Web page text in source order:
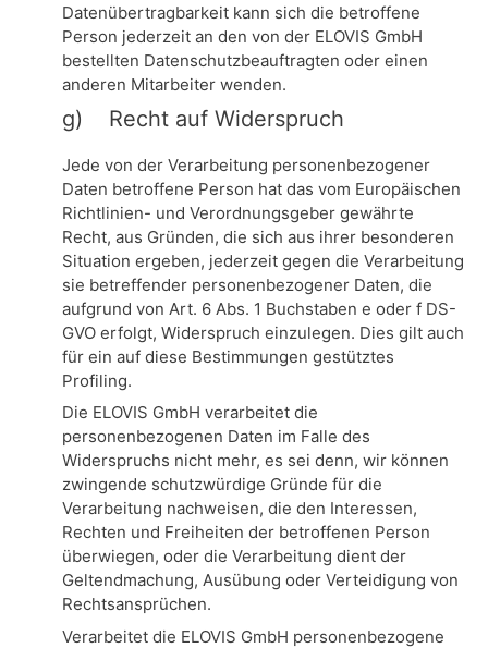
Datenübertragbarkeit kann sich die betroffene
Person jederzeit an den von der ELOVIS GmbH
bestellten Datenschutzbeauftragten oder einen
anderen Mitarbeiter wenden.
g) Recht auf Widerspruch
Jede von der Verarbeitung personenbezogener
Daten betroffene Person hat das vom Europäischen
Richtlinien- und Verordnungsgeber gewährte
Recht, aus Gründen, die sich aus ihrer besonderen
Situation ergeben, jederzeit gegen die Verarbeitung
sie betreffender personenbezogener Daten, die
aufgrund von Art. 6 Abs. 1 Buchstaben e oder f DS-
GVO erfolgt, Widerspruch einzulegen. Dies gilt auch
für ein auf diese Bestimmungen gestütztes
Profiling.
Die ELOVIS GmbH verarbeitet die
personenbezogenen Daten im Falle des
Widerspruchs nicht mehr, es sei denn, wir können
zwingende schutzwürdige Gründe für die
Verarbeitung nachweisen, die den Interessen,
Rechten und Freiheiten der betroffenen Person
überwiegen, oder die Verarbeitung dient der
Geltendmachung, Ausübung oder Verteidigung von
Rechtsansprüchen.
Verarbeitet die ELOVIS GmbH personenbezogene